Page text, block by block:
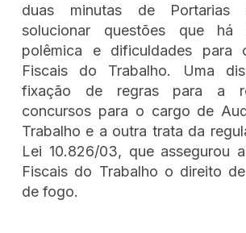
duas minutas de Portarias
solucionar questões que há
polêmica e dificuldades para
Fiscais do Trabalho. Uma
fixação de regras para a
concursos para o cargo de
Trabalho e a outra trata da
Lei 10.826/03, que assegurou
Fiscais do Trabalho o direito
de fogo.